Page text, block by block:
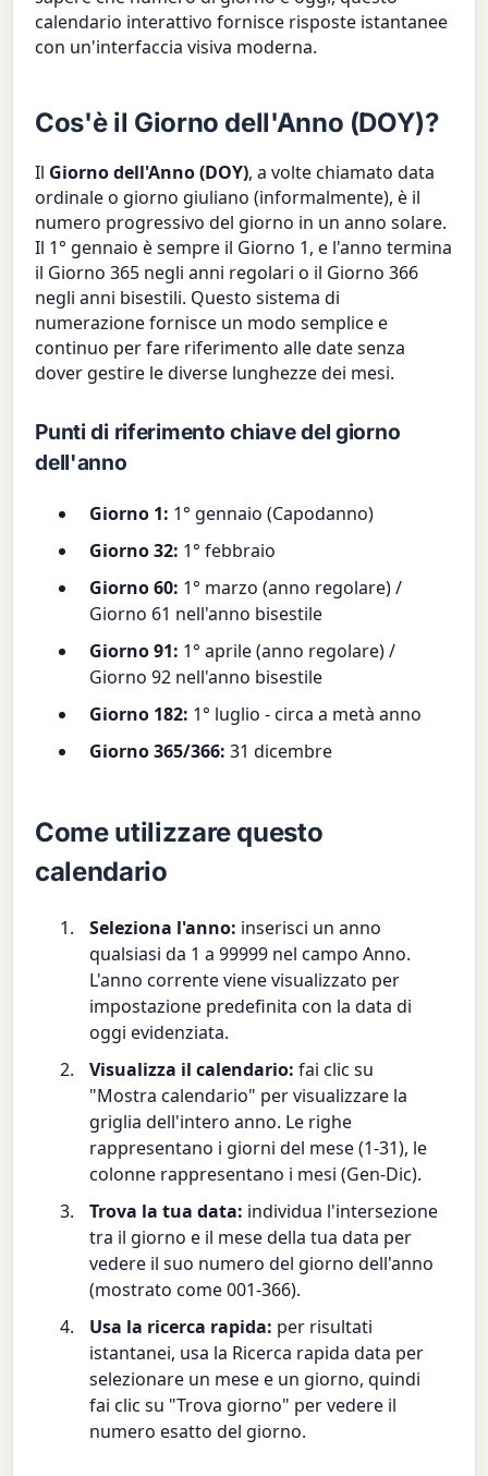
calendario interattivo fornisce risposte istantanee
con un'interfaccia visiva moderna.
Cos'è il Giorno dell'Anno (DOY)?
Il Giorno dell'Anno (DOY), a volte chiamato data
ordinale o giorno giuliano (informalmente), è il
numero progressivo del giorno in un anno solare.
Il 1° gennaio è sempre il Giorno 1, e l'anno termina
il Giorno 365 negli anni regolari o il Giorno 366
negli anni bisestili. Questo sistema di
numerazione fornisce un modo semplice e
continuo per fare riferimento alle date senza
dover gestire le diverse lunghezze dei mesi.
Punti di riferimento chiave del giorno
dell'anno
Giorno 1: 1° gennaio (Capodanno)
Giorno 32: 1° febbraio
Giorno 60: 1° marzo (anno regolare) /
Giorno 61 nell'anno bisestile
Giorno 91: 1° aprile (anno regolare) /
Giorno 92 nell'anno bisestile
Giorno 182: 1° luglio - circa a metà anno
Giorno 365/366: 31 dicembre
Come utilizzare questo
calendario
Seleziona l'anno: inserisci un anno
qualsiasi da 1 a 99999 nel campo Anno.
L'anno corrente viene visualizzato per
impostazione predefinita con la data di
oggi evidenziata.
Visualizza il calendario: fai clic su
"Mostra calendario" per visualizzare la
griglia dell'intero anno. Le righe
rappresentano i giorni del mese (1-31), le
colonne rappresentano i mesi (Gen-Dic).
Trova la tua data: individua l'intersezione
tra il giorno e il mese della tua data per
vedere il suo numero del giorno dell'anno
(mostrato come 001-366).
Usa la ricerca rapida: per risultati
istantanei, usa la Ricerca rapida data per
selezionare un mese e un giorno, quindi
fai clic su "Trova giorno" per vedere il
numero esatto del giorno.